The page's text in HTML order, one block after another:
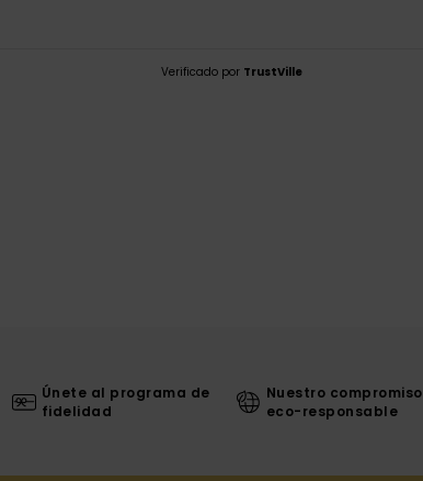
Verificado por TrustVille
Únete al programa de
fidelidad
Nuestro compromiso
eco-responsable